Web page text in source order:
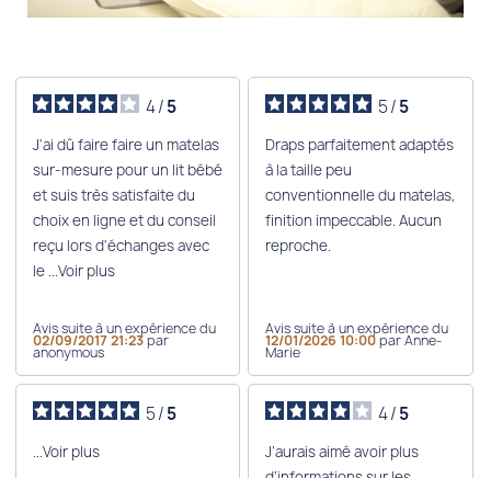
4/5
J'ai dû faire faire un matelas
sur-mesure pour un lit bébé
et suis très satisfaite du
choix en ligne et du conseil
reçu lors d'échanges avec
le ...Voir plus
Avis suite à un expérience du
02/09/2017 21:23par
anonymous
5/5
Draps parfaitement adaptés
à la taille peu
conventionnelle du matelas,
finition impeccable. Aucun
reproche.
Avis suite à un expérience du
12/01/2026 10:00par Anne-
Marie
5/5
...Voir plus
4/5
J’aurais aimé avoir plus